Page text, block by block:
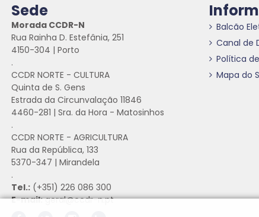
Sede
Morada CCDR-N
Rua Rainha D. Estefânia, 251
4150-304 | Porto
.
CCDR NORTE - CULTURA
Quinta de S. Gens
Estrada da Circunvalação 11846
4460-281 | Sra. da Hora - Matosinhos
.
CCDR NORTE - AGRICULTURA
Rua da República, 133
5370-347 | Mirandela
.
Tel.: (+351) 226 086 300
E-mail:geral@ccdr-n.pt
Balcão
Canal de
Política
Mapa do